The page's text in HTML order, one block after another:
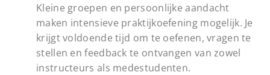
Kleine groepen en persoonlijke aandacht
maken intensieve praktijkoefening mogelijk. Je
krijgt voldoende tijd om te oefenen, vragen te
stellen en feedback te ontvangen van zowel
instructeurs als medestudenten.